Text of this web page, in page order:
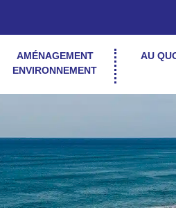
AMÉNAGEMENT
ENVIRONNEMENT
AU